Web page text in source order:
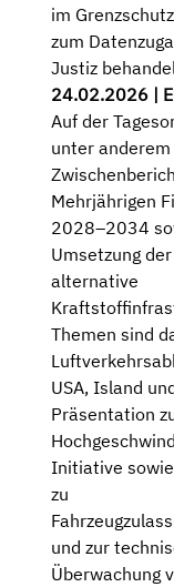
im
zum
Justiz
24.02.2026 |
Auf der
unter
Mehrjährigen
2028–2034
Umsetzung
alternative
Themen sind
USA, Island
Präsentation
Initiative
zu
und zur
Überwachung